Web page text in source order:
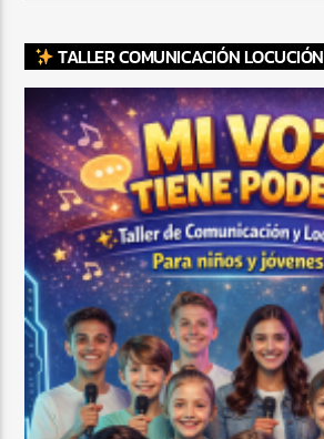
TALLER COMUNICACIÓN LOCUCIÓN